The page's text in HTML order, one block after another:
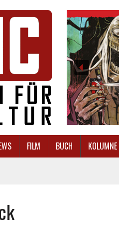
FILM BUCH KOLUMNE